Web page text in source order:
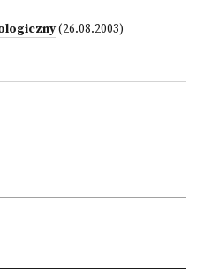
(26.08.2003)